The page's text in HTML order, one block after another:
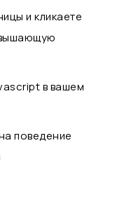
и кликаете
в вашем
поведение